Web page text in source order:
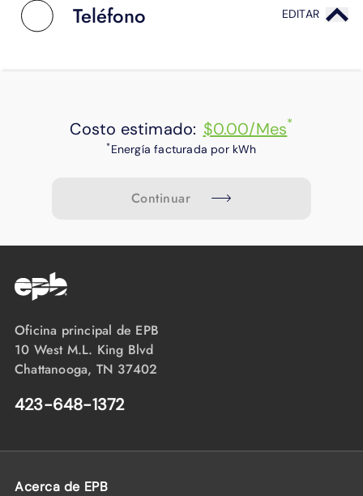
Teléfono EDITAR
Costo estimado: $0.00/mes*
*Energía facturada por kWh
Continuar
Oficina principal de EPB
10 West M.L. King Blvd
Chattanooga, TN 37402
423-648-1372
Acerca de EPB